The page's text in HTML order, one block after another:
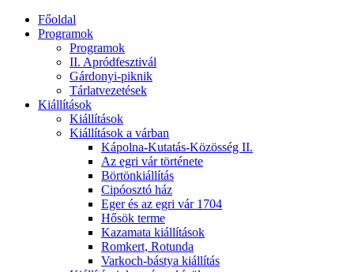
Főoldal
Programok
Programok
II. Apródfesztivál
Gárdonyi-piknik
Tárlatvezetések
Kiállítások
Kiállítások
Kiállítások a várban
Kápolna-Kutatás-Közösség II.
Az egri vár története
Börtönkiállítás
Cipóosztó ház
Eger és az egri vár 1704
Hősök terme
Kazamata kiállítások
Romkert, Rotunda
Varkoch-bástya kiállítás